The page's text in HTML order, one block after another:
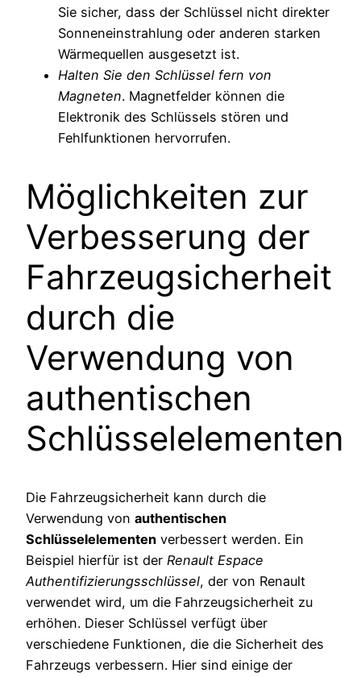
Sie sicher, dass der Schlüssel nicht direkter
Sonneneinstrahlung oder anderen starken
Wärmequellen ausgesetzt ist.
Halten Sie den Schlüssel fern von
Magneten. Magnetfelder können die
Elektronik des Schlüssels stören und
Fehlfunktionen hervorrufen.
Möglichkeiten zur
Verbesserung der
Fahrzeugsicherheit
durch die
Verwendung von
authentischen
Schlüsselelementen
Die Fahrzeugsicherheit kann durch die
Verwendung von authentischen
Schlüsselelementen verbessert werden. Ein
Beispiel hierfür ist der Renault Espace
Authentifizierungsschlüssel, der von Renault
verwendet wird, um die Fahrzeugsicherheit zu
erhöhen. Dieser Schlüssel verfügt über
verschiedene Funktionen, die die Sicherheit des
Fahrzeugs verbessern. Hier sind einige der